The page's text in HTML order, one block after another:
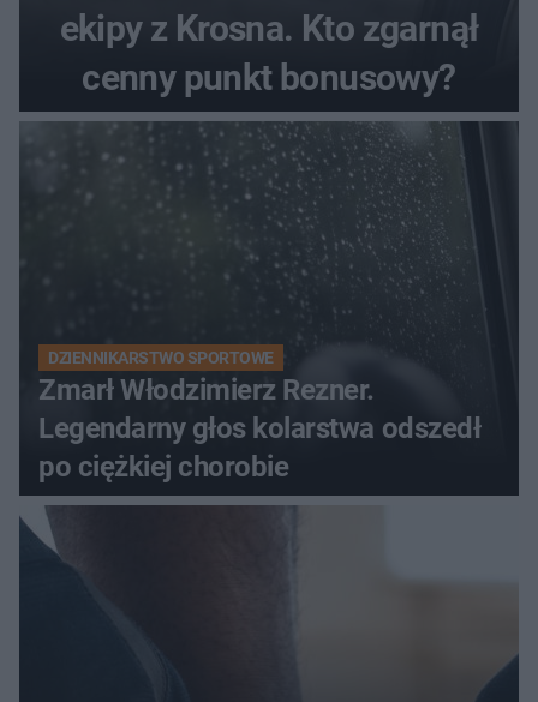
ekipy z Krosna. Kto zgarnął
cenny punkt bonusowy?
DZIENNIKARSTWO SPORTOWE
Zmarł Włodzimierz Rezner.
Legendarny głos kolarstwa odszedł
po ciężkiej chorobie